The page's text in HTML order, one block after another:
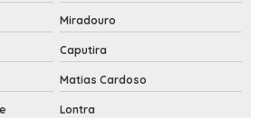
Miradouro
Caputira
Matias Cardoso
Lontra